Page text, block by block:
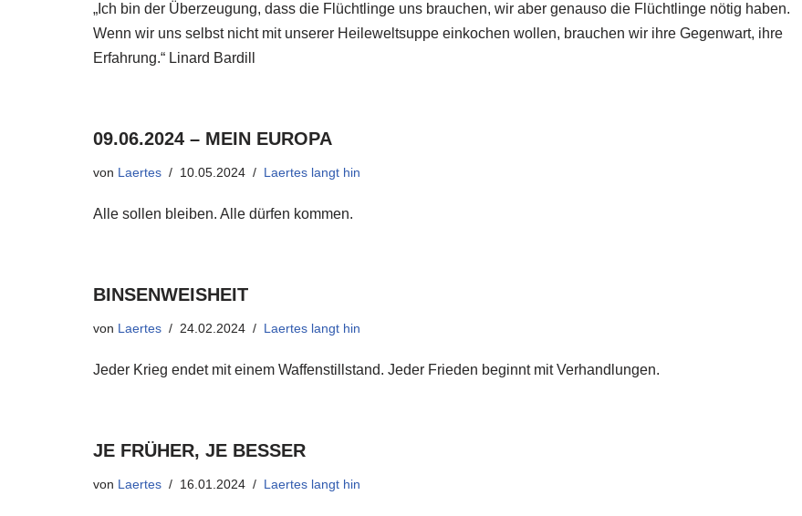
„Ich bin der Überzeugung, dass die Flüchtlinge uns brauchen, wir aber genauso die Flüchtlinge nötig haben.
Wenn wir uns selbst nicht mit unserer Heileweltsuppe einkochen wollen, brauchen wir ihre Gegenwart, ihre
Erfahrung.“ Linard Bardill
09.06.2024 – MEIN EUROPA
von Laertes 10.05.2024 Laertes langt hin
Alle sollen bleiben. Alle dürfen kommen.
BINSENWEISHEIT
von Laertes 24.02.2024 Laertes langt hin
Jeder Krieg endet mit einem Waffenstillstand. Jeder Frieden beginnt mit Verhandlungen.
JE FRÜHER, JE BESSER
von Laertes 16.01.2024 Laertes langt hin